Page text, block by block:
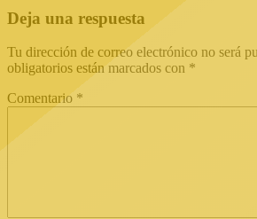
Deja una respuesta
Tu dirección de correo electrónico no será
obligatorios están marcados con *
Comentario *